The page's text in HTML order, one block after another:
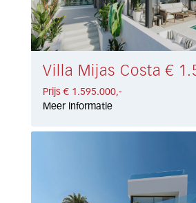
Villa Mijas Costa €
Prijs € 1.595.000,-
Meer informatie